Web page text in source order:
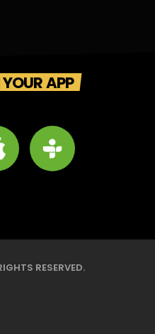
APP
RESERVED.